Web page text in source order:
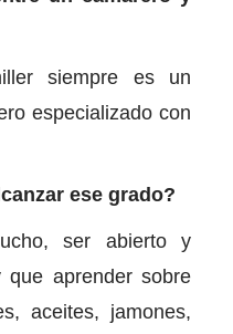
siempre es un
especializado con
ese grado?
ser abierto y
aprender sobre
aceites, jamones,